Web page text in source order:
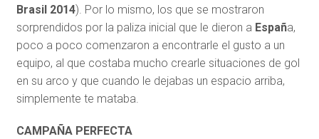
Brasil 2014). Por lo mismo, los que se mostraron
sorprendidos por la paliza inicial que le dieron a España,
poco a poco comenzaron a encontrarle el gusto a un
equipo, al que costaba mucho crearle situaciones de gol
en su arco y que cuando le dejabas un espacio arriba,
simplemente te mataba.
CAMPAÑA PERFECTA